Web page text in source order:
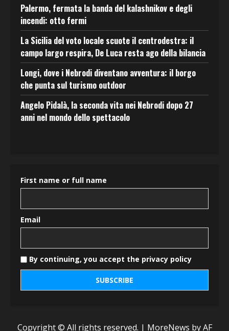
Palermo, fermata la banda del kalashnikov e degli
incendi: otto fermi
La Sicilia del voto locale scuote il centrodestra: il
campo largo respira, De Luca resta ago della bilancia
Longi, dove i Nebrodi diventano avventura: il borgo
che punta sul turismo outdoor
Angelo Pidalà, la seconda vita nei Nebrodi dopo 27
anni nel mondo dello spettacolo
First name or full name
Email
By continuing, you accept the privacy policy
Copyright © All rights reserved. | MoreNews by AF